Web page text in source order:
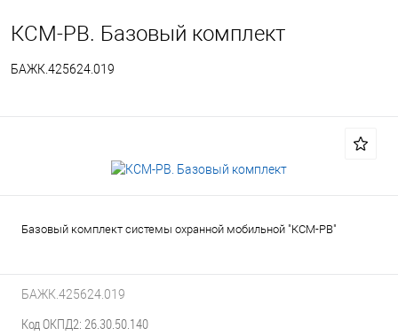
КСМ-РВ. Базовый комплект
БАЖК.425624.019
Базовый комплект системы охранной мобильной "КСМ-РВ"
БАЖК.425624.019
Код ОКПД2: 26.30.50.140